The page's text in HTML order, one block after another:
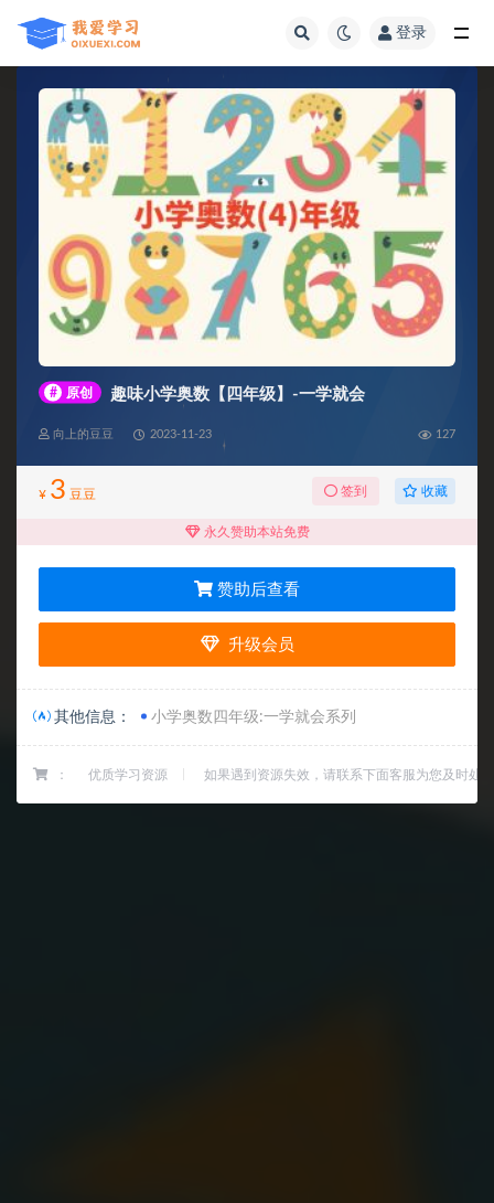
登录
# 原创 趣味小学奥数【四年级】-一学就会
向上的豆豆 2023-11-23 127
¥ 3 豆豆 签到 收藏
永久赞助本站免费
赞助后查看
升级会员
其他信息： 小学奥数四年级:一学就会系列
： 优质学习资源 如果遇到资源失效，请联系下面客服为您及时处理